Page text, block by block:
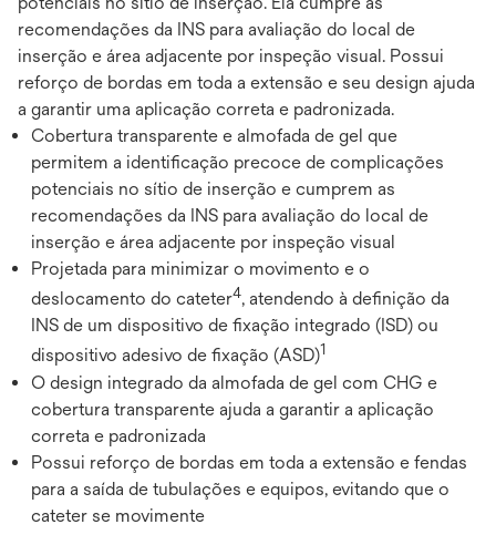
recomendações da INS para avaliação do local de
inserção e área adjacente por inspeção visual. Possui
reforço de bordas em toda a extensão e seu design ajuda
a garantir uma aplicação correta e padronizada.
Cobertura transparente e almofada de gel que
permitem a identificação precoce de complicações
potenciais no sítio de inserção e cumprem as
recomendações da INS para avaliação do local de
inserção e área adjacente por inspeção visual
Projetada para minimizar o movimento e o
deslocamento do cateter4, atendendo à definição da
INS de um dispositivo de fixação integrado (ISD) ou
dispositivo adesivo de fixação (ASD)1
O design integrado da almofada de gel com CHG e
cobertura transparente ajuda a garantir a aplicação
correta e padronizada
Possui reforço de bordas em toda a extensão e fendas
para a saída de tubulações e equipos, evitando que o
cateter se movimente